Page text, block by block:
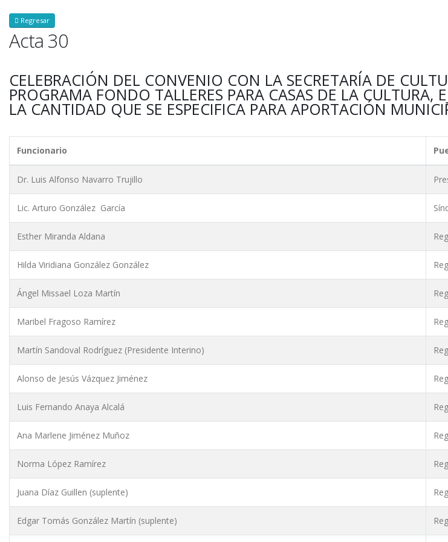
Regresar
Acta 30
CELEBRACIÓN DEL CONVENIO CON LA SECRETARÍA DE
PROGRAMA FONDO TALLERES PARA CASAS DE LA CULTURA,
LA CANTIDAD QUE SE ESPECIFICA PARA APORTACIÓN
Funcionario
Dr. Luis Alfonso Navarro Trujillo
Lic. Arturo González García
Esther Miranda Aldana
Hilda Viridiana González González
Ángel Missael Loza Martín
Maribel Fragoso Ramírez
Martín Sandoval Rodríguez (Presidente Interino)
Alonso de Jesús Vázquez Jiménez
Luis Fernando Anaya Alcalá
Ana Marlene Jiménez Muñoz
Norma López Ramírez
Juana Díaz Guillen (suplente)
Edgar Tomás González Martín (suplente)